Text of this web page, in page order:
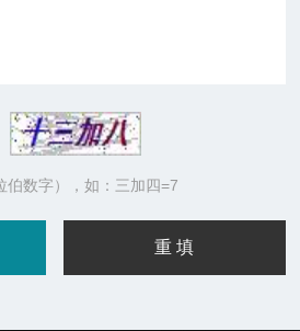
伯数字），如：三加四=7